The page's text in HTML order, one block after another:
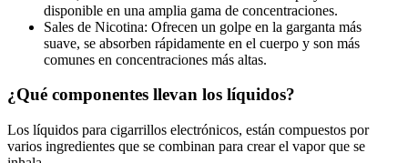
disponible en una amplia gama de concentraciones.
Sales de Nicotina: Ofrecen un golpe en la garganta más
suave, se absorben rápidamente en el cuerpo y son más
comunes en concentraciones más altas.
¿Qué componentes llevan los líquidos?
Los líquidos para cigarrillos electrónicos, están compuestos por
varios ingredientes que se combinan para crear el vapor que se